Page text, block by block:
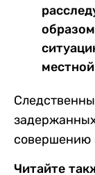
совершению
Читайте